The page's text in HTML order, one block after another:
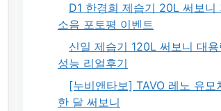
D1 한경희 제습기 20L 써보니
소음 포토평 이벤트
신일 제습기 120L 써보니 대
성능 리얼후기
[누비앤타보] TAVO 레노 유모
한 달 써보니